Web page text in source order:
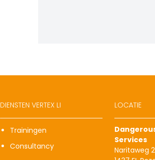
DIENSTEN VERTEX LI
Trainingen
Consultancy
LOCATIE
Services
Naritaweg